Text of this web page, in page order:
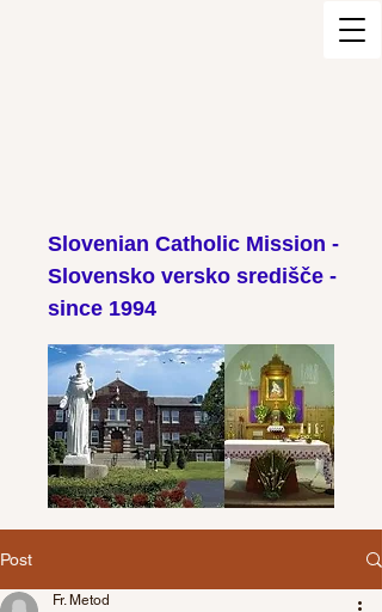
Slovenian Catholic Mission -
Slovensko versko središče -
since 1994
Post
Fr. Metod